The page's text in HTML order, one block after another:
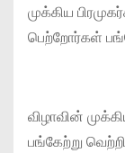
முக்கிய
பெற்றோர்கள்
விழாவின்
பங்கேற்று